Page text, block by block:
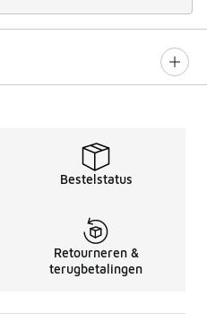
Bestelstatus
Retourneren &
terugbetalingen